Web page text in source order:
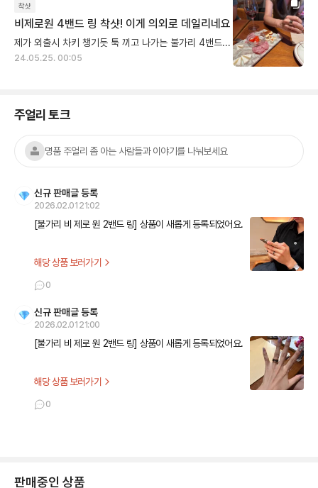
착샷
비제로원 4밴드 링 착샷! 이게 의외로 데일리네요
제가 외출시 차키 챙기듯 툭 끼고 나가는 불가리 4밴드 링 이에요 ㅎㅎ 주얼리 아무것도 안하며 좀 헐벗은 느낌 나는 거 저만 그런가요... 손가락 마디 얇은 편이고 뼈대 가늘어서 볼드한 주얼리에 관심 없었는데 비제로원 링을 갖는다면 조금 유니크한거 하고 싶어서 4밴드를 골랐거든요? 4밴드 고민 중이신 분들 계시다면 꼭 한번 경험해보시길 바래요~ 제가 가지고 있는 주얼리 중에서 이게 제일 캐쥬얼하다고 생각하는데 힙순이 패션에도 비제로원 반지는 어색하지 않아서 자주 착용해요(비제로원 3밴드부터는 요 느낌 날 것 같아요, 가지고 계신 분들 뭔지 알죠??) 포멀한 거랑 캐쥬얼한 거 둘다 찰떡이라 생각보다 질리지도 않고 활용도가 좋아요, 다만 너무 여성스럽고 페미닌한 스타일 분들은 1밴드나 1밴드 다이아를 더 추천해요 예쁜 건 공유하고 같이 쓰는 거 좋아합니다😌
24.05.25. 00:05
주얼리 토크
명품 주얼리 좀 아는 사람들과 이야기를 나눠보세요
신규 판매글 등록
2026.02.01 21:02
[불가리 비 제로 원 2밴드 링] 상품이 새롭게 등록되었어요.
해당 상품 보러가기
0
신규 판매글 등록
2026.02.01 21:00
[불가리 비 제로 원 2밴드 링] 상품이 새롭게 등록되었어요.
해당 상품 보러가기
0
판매중인 상품